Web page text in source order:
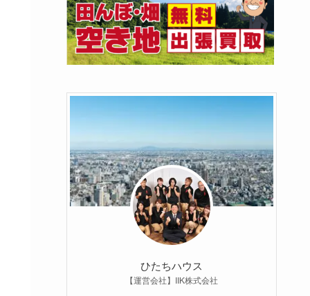
ひたちハウス
【運営会社】IIK株式会社